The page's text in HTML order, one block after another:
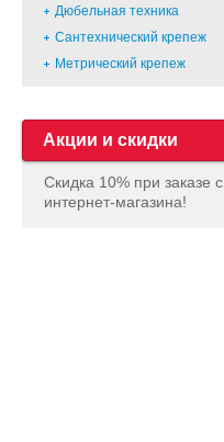
Дюбельная техника
Сантехнический крепеж
Метрический крепеж
Акции и скидки
Скидка 10% при заказе с
интернет-магазина!